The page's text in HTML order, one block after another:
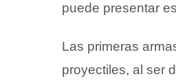
puede presentar
Las primeras
proyectiles, al ser